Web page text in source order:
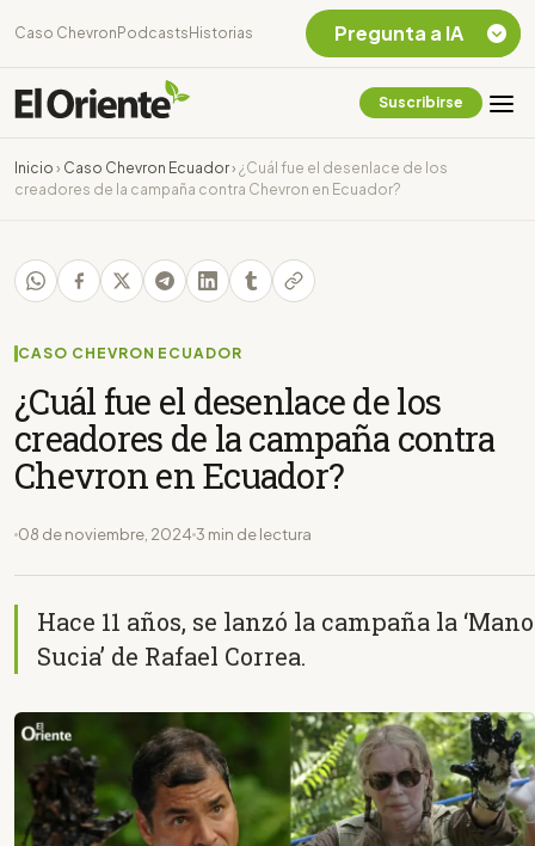
Caso Chevron Podcasts Historias
Suscribirse
Inicio › Caso Chevron Ecuador› ¿Cuál fue el desenlace de los
creadores de la campaña contra Chevron en Ecuador?
CASO CHEVRON ECUADOR
¿Cuál fue el desenlace de los
creadores de la campaña contra
Chevron en Ecuador?
08 de noviembre, 2024 3 min de lectura
Hace 11 años, se lanzó la campaña la ‘Mano
Sucia’ de Rafael Correa.
Pregunta a IA
Chevron Ecuador